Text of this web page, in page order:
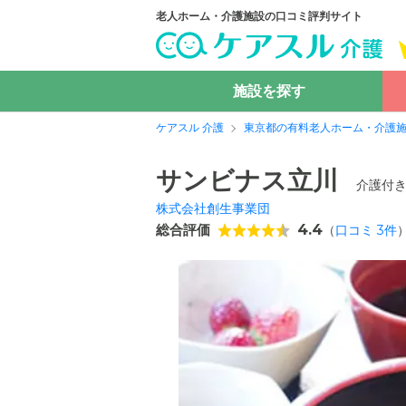
老人ホーム・介護施設の口コミ評判サイト
施設を探す
ケアスル 介護 東京都の有料老人ホーム・介護
サンビナス立川
介護付
株式会社創生事業団
総合評価 4.4 （口コミ 3件